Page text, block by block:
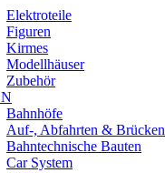
Elektroteile
Figuren
Kirmes
Modellhäuser
Zubehör
Bahnhöfe
Auf-, Abfahrten & Brücken
Bahntechnische Bauten
Car System